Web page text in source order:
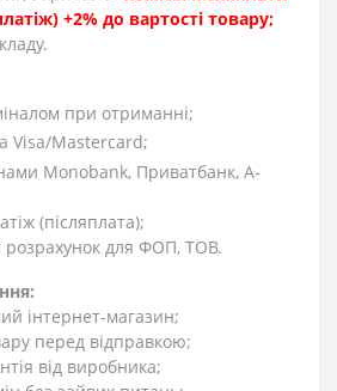
+2% до вартості товару;
при отриманні;
Visa/Mastercard;
Monobank, Приватбанк, А-
(післяплата);
розрахунок для ФОП, ТОВ.
інтернет-магазин;
перед відправкою;
від виробника;